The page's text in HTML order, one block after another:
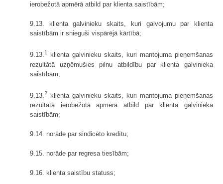
ierobežotā apmērā atbild par klienta saistībām;
9.13. klienta galvinieku skaits, kuri galvojumu par klienta
saistībām ir snieguši vispārējā kārtībā;
9.13.1
klienta galvinieku skaits, kuri mantojuma pieņemšanas
rezultātā uzņēmušies pilnu atbildību par klienta galvinieka
saistībām;
9.13.2
klienta galvinieku skaits, kuri mantojuma pieņemšanas
rezultātā ierobežotā apmērā atbild par klienta galvinieka
saistībām;
9.14. norāde par sindicēto kredītu;
9.15. norāde par regresa tiesībām;
9.16. klienta saistību statuss;